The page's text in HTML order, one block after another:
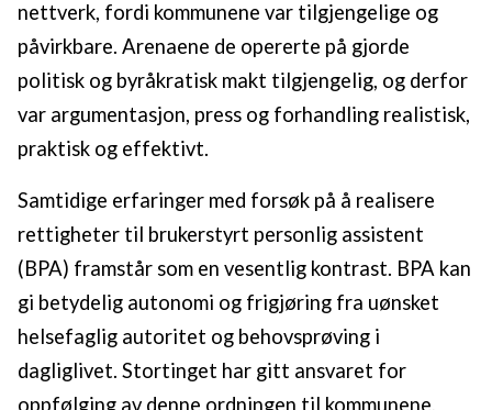
nettverk, fordi kommunene var tilgjengelige og
påvirkbare. Arenaene de opererte på gjorde
politisk og byråkratisk makt tilgjengelig, og derfor
var argumentasjon, press og forhandling realistisk,
praktisk og effektivt.
Samtidige erfaringer med forsøk på å realisere
rettigheter til brukerstyrt personlig assistent
(BPA) framstår som en vesentlig kontrast. BPA kan
gi betydelig autonomi og frigjøring fra uønsket
helsefaglig autoritet og behovsprøving i
dagliglivet. Stortinget har gitt ansvaret for
oppfølging av denne ordningen til kommunene,